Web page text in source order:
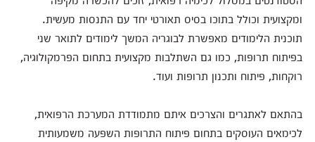
ומקצועית וכולל בתוכו בסיס תאורטי יחד עם התנסות מעשית.
תוכנית הלימודים מאפשרת לבוגריה המשך לימודים לתואר שני
בפיתוח תרופות, כמו גם השתלבות מקצועית בתחום הפרמקולוגיה,
רוקחות, פיתוח ותכנון תרופות ועוד.
בהתאם לאתגרים והצרכים איתם מתמודדת המערכת הרפואית,
לכימאים העוסקים בתחום פיתוח התרופות השפעה משמעותית